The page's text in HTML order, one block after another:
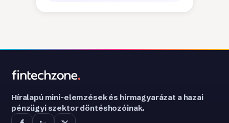
Híralapú mini-elemzések és hírmagyarázat a hazai
pénzügyi szektor döntéshozóinak.